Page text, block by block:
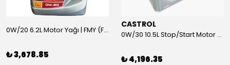
0W/20 6.2L Motor Yağı | FMY (Ford Motor Yağları)
₺ 3,678.85
CASTROL
0W/30 10.5L Stop/Start Motor Yağı | CASTROL
₺ 4,196.35